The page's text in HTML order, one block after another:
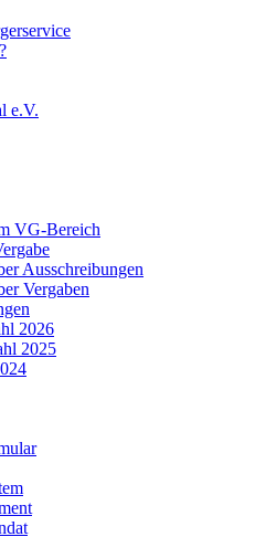
e.V.
VG-Bereich
Ausschreibungen
Vergaben
2026
2025